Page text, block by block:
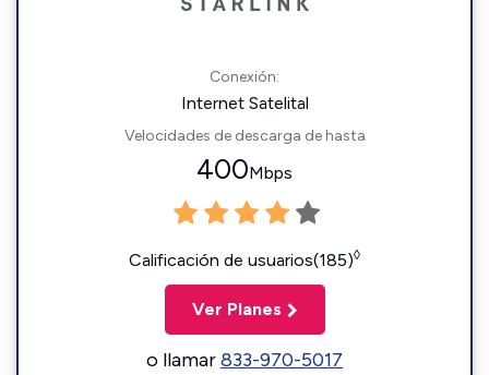
Conexión:
Internet Satelital
Velocidades de descarga de hasta
400Mbps
Calificación de usuarios(185)◊
Ver Planes
o llamar833-970-5017